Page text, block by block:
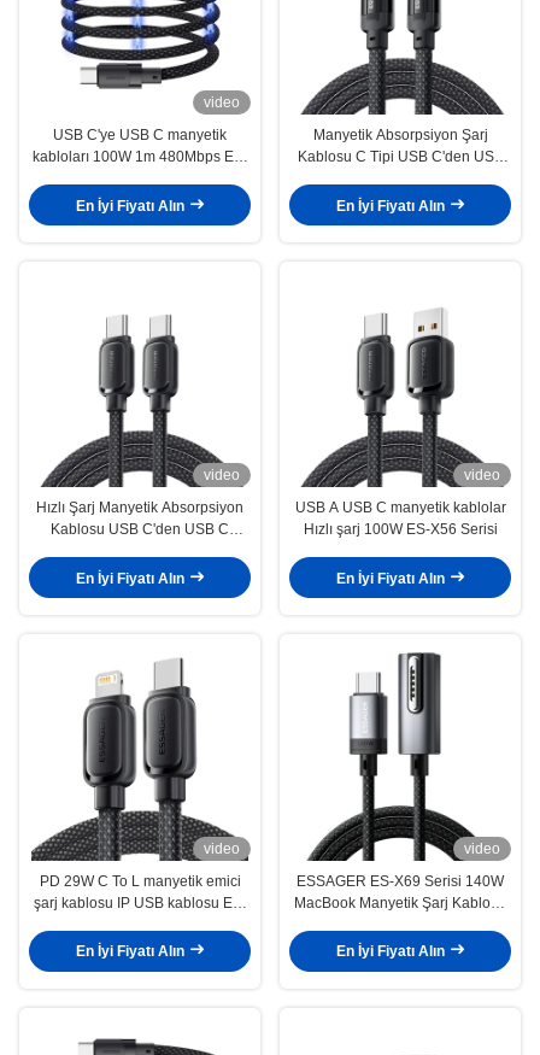
video
USB C'ye USB C manyetik
kabloları 100W 1m 480Mbps ES-
En İyi Fiyatı Alın
Manyetik Absorpsiyon Şarj
Kablosu C Tipi USB C'den USB
En İyi Fiyatı Alın
video
Hızlı Şarj Manyetik Absorpsiyon
Kablosu USB C'den USB C
Serisi
En İyi Fiyatı Alın
video
USB A USB C manyetik kablolar
Hızlı şarj 100W ES-X56 Serisi
En İyi Fiyatı Alın
video
PD 29W C To L manyetik emici
şarj kablosu IP USB kablosu ES-
En İyi Fiyatı Alın
video
ESSAGER ES-X69 Serisi 140W
MacBook Manyetik Şarj Kablosu
En İyi Fiyatı Alın